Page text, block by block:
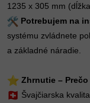
1235 x 305 mm
Potrebujem na
systému zvládnete
a základné náradie.
Zhrnutie –
Švajčiarska